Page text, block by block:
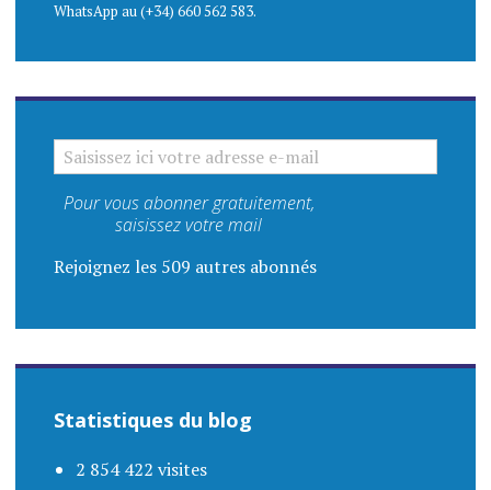
WhatsApp au (+34) 660 562 583.
SAISISSEZ ICI VOTRE ADRESSE E-MAIL
Pour vous abonner gratuitement,
saisissez votre mail
Rejoignez les 509 autres abonnés
Statistiques du blog
2 854 422 visites